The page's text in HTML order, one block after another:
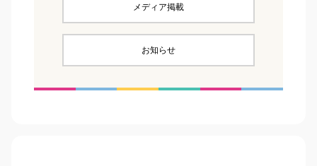
メディア掲載
お知らせ